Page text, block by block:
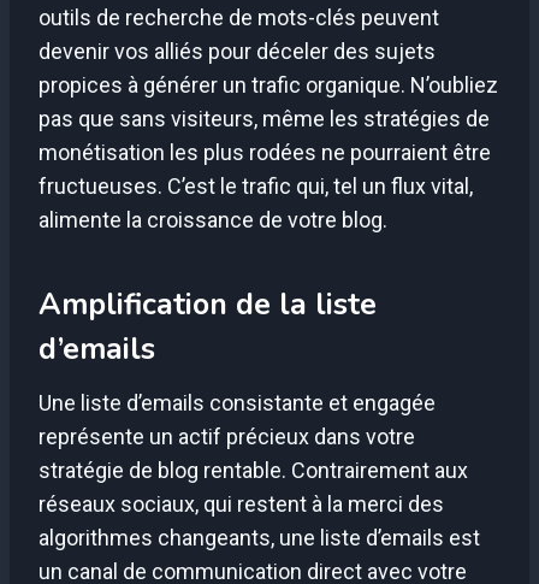
outils de recherche de mots-clés peuvent
devenir vos alliés pour déceler des sujets
propices à générer un trafic organique. N’oubliez
pas que sans visiteurs, même les stratégies de
monétisation les plus rodées ne pourraient être
fructueuses. C’est le trafic qui, tel un flux vital,
alimente la croissance de votre blog.
Amplification de la liste
d’emails
Une liste d’emails consistante et engagée
représente un actif précieux dans votre
stratégie de blog rentable. Contrairement aux
réseaux sociaux, qui restent à la merci des
algorithmes changeants, une liste d’emails est
un canal de communication direct avec votre